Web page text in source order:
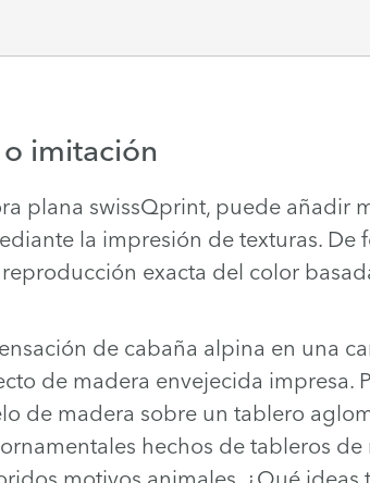
imitación
plana swissQprint, puede añadir
la impresión de texturas.
exacta del color
de cabaña alpina en una
de madera envejecida impresa.
de madera sobre un tablero
hechos de tableros